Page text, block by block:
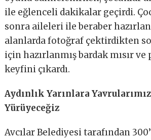
ile eğlenceli dakikalar geçirdi.
sonra aileleri ile beraber
alanlarda fotoğraf çektirdikten
için hazırlanmış bardak mısır
keyfini çıkardı.
Aydınlık Yarınlara
Yürüyeceğiz
Avcılar Belediyesi tarafından